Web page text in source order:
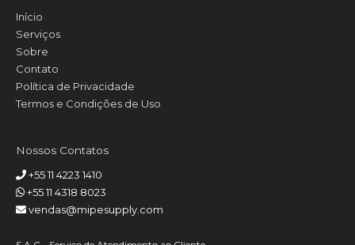
Início
Serviços
Sobre
Contato
Política de Privacidade
Termos e Condições de Uso
Nossos Contatos
+55 11 4223 1410
+55 11 4318 8023
vendas@mipesupply.com